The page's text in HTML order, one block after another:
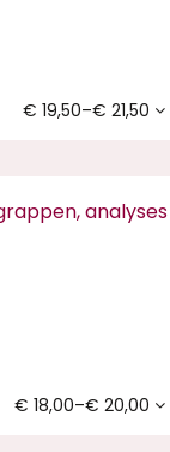
€ 19,50–€ 21,50
analyses
€ 18,00–€ 20,00